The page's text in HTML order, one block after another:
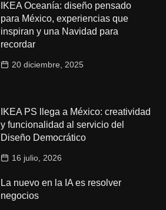
IKEA Oceanía: diseño pensado
para México, experiencias que
inspiran y una Navidad para
recordar
20 diciembre, 2025
IKEA PS llega a México: creatividad
y funcionalidad al servicio del
Diseño Democrático
16 julio, 2026
La nuevo en la IA es resolver
negocios